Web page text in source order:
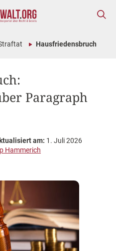
Paragraph
Hausfriedensbruch
am: 1. Juli 2026
Hammerich